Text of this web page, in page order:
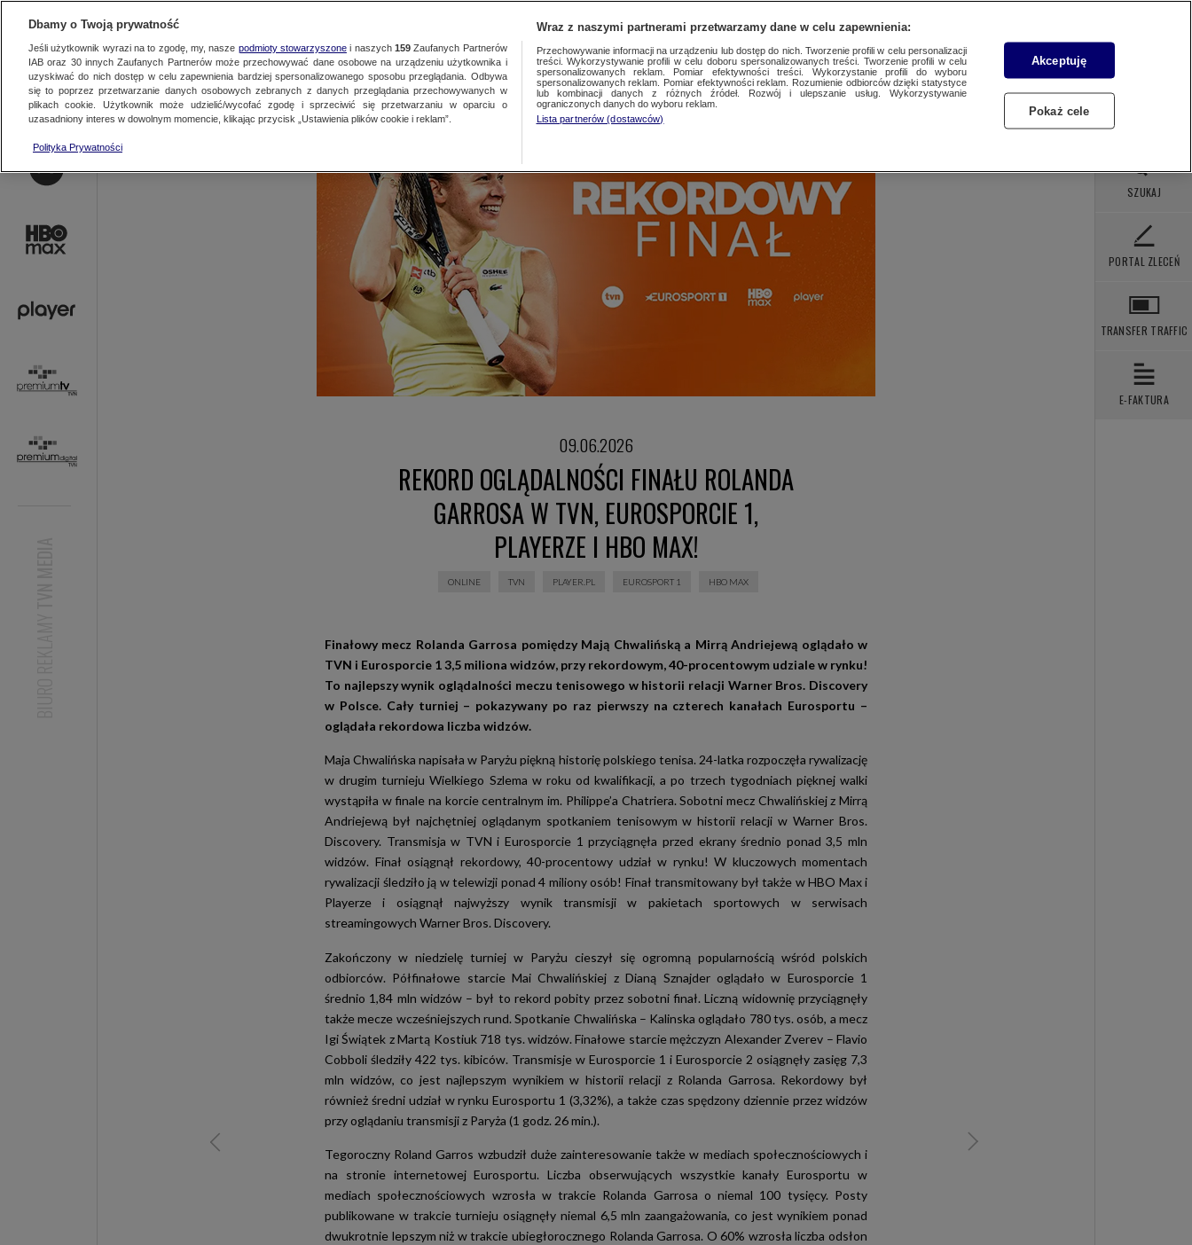
AKTUALNOŚCI MEDIA DO POBRANIA
SZUKAJ
PORTAL ZLECEŃ
TRANSFER TRAFFIC
E-FAKTURA
09.06.2026
REKORD OGLĄDALNOŚCI FINAŁU ROLANDA
GARROSA W TVN, EUROSPORCIE 1,
PLAYERZE I HBO MAX!
ONLINE TVN PLAYER.PL EUROSPORT 1 HBO MAX
Finałowy mecz Rolanda Garrosa pomiędzy Mają Chwalińską a Mirrą Andriejewą oglądało w
TVN i Eurosporcie 1 3,5 miliona widzów, przy rekordowym, 40-procentowym udziale w rynku!
To najlepszy wynik oglądalności meczu tenisowego w historii relacji Warner Bros. Discovery
w Polsce. Cały turniej – pokazywany po raz pierwszy na czterech kanałach Eurosportu –
oglądała rekordowa liczba widzów.
Maja Chwalińska napisała w Paryżu piękną historię polskiego tenisa. 24-latka rozpoczęła rywalizację
w drugim turnieju Wielkiego Szlema w roku od kwalifikacji, a po trzech tygodniach pięknej walki
wystąpiła w finale na korcie centralnym im. Philippe’a Chatriera. Sobotni mecz Chwalińskiej z Mirrą
Andriejewą był najchętniej oglądanym spotkaniem tenisowym w historii relacji w Warner Bros.
Discovery. Transmisja w TVN i Eurosporcie 1 przyciągnęła przed ekrany średnio ponad 3,5 mln
widzów. Finał osiągnął rekordowy, 40-procentowy udział w rynku! W kluczowych momentach
rywalizacji śledziło ją w telewizji ponad 4 miliony osób! Finał transmitowany był także w HBO Max i
Playerze i osiągnął najwyższy wynik transmisji w pakietach sportowych w serwisach
streamingowych Warner Bros. Discovery.
Zakończony w niedzielę turniej w Paryżu cieszył się ogromną popularnością wśród polskich
odbiorców. Półfinałowe starcie Mai Chwalińskiej z Dianą Sznajder oglądało w Eurosporcie 1
średnio 1,84 mln widzów – był to rekord pobity przez sobotni finał. Liczną widownię przyciągnęły
także mecze wcześniejszych rund. Spotkanie Chwalińska – Kalinska oglądało 780 tys. osób, a mecz
Igi Świątek z Martą Kostiuk 718 tys. widzów. Finałowe starcie mężczyzn Alexander Zverev – Flavio
Cobboli śledziły 422 tys. kibiców. Transmisje w Eurosporcie 1 i Eurosporcie 2 osiągnęły zasięg 7,3
mln widzów, co jest najlepszym wynikiem w historii relacji z Rolanda Garrosa. Rekordowy był
również średni udział w rynku Eurosportu 1 (3,32%), a także czas spędzony dziennie przez widzów
przy oglądaniu transmisji z Paryża (1 godz. 26 min.).
Tegoroczny Roland Garros wzbudził duże zainteresowanie także w mediach społecznościowych i
na stronie internetowej Eurosportu. Liczba obserwujących wszystkie kanały Eurosportu w
mediach społecznościowych wzrosła w trakcie Rolanda Garrosa o niemal 100 tysięcy. Posty
publikowane w trakcie turnieju osiągnęły niemal 6,5 mln zaangażowania, co jest wynikiem ponad
dwukrotnie lepszym niż w trakcie ubiegłorocznego Rolanda Garrosa. O 60% wzrosła liczba odsłon
Dbamy o Twoją prywatność
Jeśli użytkownik wyrazi na to zgodę, my, nasze podmioty stowarzyszonei naszych 159Zaufanych Partnerów
IAB oraz 30innych Zaufanych Partnerów może przechowywać dane osobowe na urządzeniu użytkownika i
uzyskiwać do nich dostęp w celu zapewnienia bardziej spersonalizowanego sposobu przeglądania. Odbywa
się to poprzez przetwarzanie danych osobowych zebranych z danych przeglądania przechowywanych w
plikach cookie. Użytkownik może udzielić/wycofać zgodę i sprzeciwić się przetwarzaniu w oparciu o
uzasadniony interes w dowolnym momencie, klikając przycisk „Ustawienia plików cookie i reklam”.
Polityka Prywatności
Wraz z naszymi partnerami przetwarzamy dane w celu zapewnienia:
Przechowywanie informacji na urządzeniu lub dostęp do nich. Tworzenie profili w celu personalizacji
treści. Wykorzystywanie profili w celu doboru spersonalizowanych treści. Tworzenie profili w celu
spersonalizowanych reklam. Pomiar efektywności treści. Wykorzystanie profili do wyboru
spersonalizowanych reklam. Pomiar efektywności reklam. Rozumienie odbiorców dzięki statystyce
lub kombinacji danych z różnych źródeł. Rozwój i ulepszanie usług. Wykorzystywanie
ograniczonych danych do wyboru reklam.
Lista partnerów (dostawców)
Akceptuję
Pokaż cele